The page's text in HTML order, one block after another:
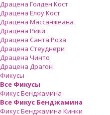
Драцена Голден Кост
Драцена Елоу Кост
Драцена Массанжеана
Драцена Рики
Драцена Санта Роза
Драцена Стеуднери
Драцена Чинто
Драцена Драгон
Фикусы
Все Фикусы
Фикус Бенджамина
Все Фикус Бенджамина
Фикус Бенджамина Кинки